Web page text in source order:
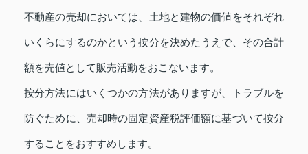
不動産の売却においては、土地と建物の価値をそれぞれ
いくらにするのかという按分を決めたうえで、その合計
額を売値として販売活動をおこないます。
按分方法にはいくつかの方法がありますが、トラブルを
防ぐために、売却時の固定資産税評価額に基づいて按分
することをおすすめします。